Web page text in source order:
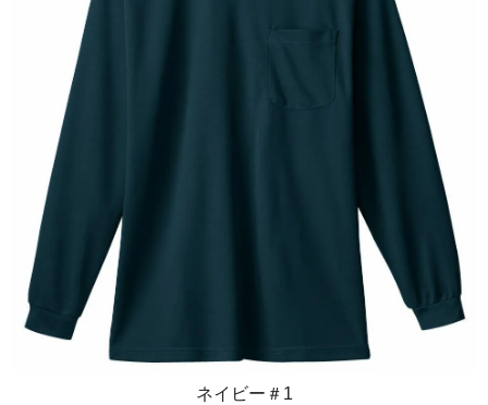
ネイビー＃1